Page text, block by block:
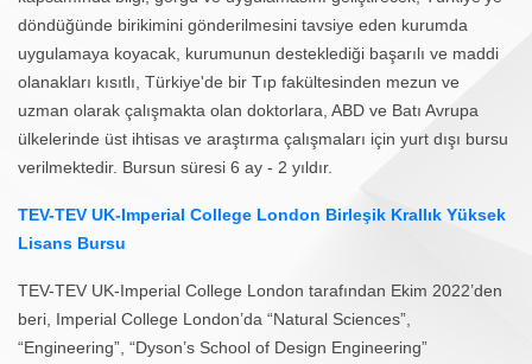
döndüğünde birikimini gönderilmesini tavsiye eden kurumda
uygulamaya koyacak, kurumunun desteklediği başarılı ve maddi
olanakları kısıtlı, Türkiye'de bir Tıp fakültesinden mezun ve
uzman olarak çalışmakta olan doktorlara, ABD ve Batı Avrupa
ülkelerinde üst ihtisas ve araştırma çalışmaları için yurt dışı bursu
verilmektedir. Bursun süresi 6 ay - 2 yıldır.
TEV-TEV UK-Imperial College London Birleşik Krallık Yüksek
Lisans Bursu
TEV-TEV UK-Imperial College London tarafından Ekim 2022’den
beri, Imperial College London’da “Natural Sciences”,
“Engineering”, “Dyson’s School of Design Engineering”